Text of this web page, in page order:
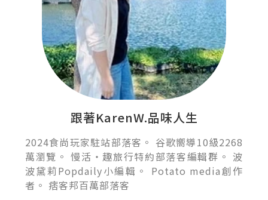
跟著KarenW.品味人生
2024食尚玩家駐站部落客。 谷歌嚮導10級2268
萬瀏覽。 慢活‧趣旅行特約部落客編輯群。 波
波黛莉Popdaily小編輯。 Potato media創作
者。 痞客邦百萬部落客